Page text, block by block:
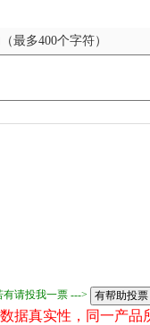
最多400个字符）
请投我一票 --->
据真实性，同一产